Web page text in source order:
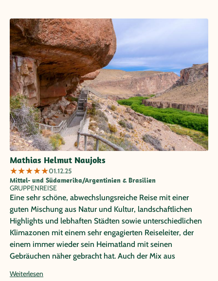
Mathias Helmut Naujoks
★★★★★01.12.25
Mittel- und Südamerika/Argentinien & Brasilien
GRUPPENREISE
Eine sehr schöne, abwechslungsreiche Reise mit einer
guten Mischung aus Natur und Kultur, landschaftlichen
Highlights und lebhaften Städten sowie unterschiedlichen
Klimazonen mit einem sehr engagierten Reiseleiter, der
einem immer wieder sein Heimatland mit seinen
Gebräuchen näher gebracht hat. Auch der Mix aus
Weiterlesen